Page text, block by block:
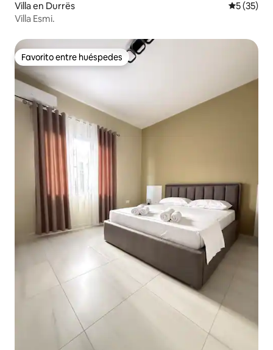
Villa en Durrës
5 (35)
Villa Esmi.
Favorito entre huéspedes
Favorito entre huéspedes